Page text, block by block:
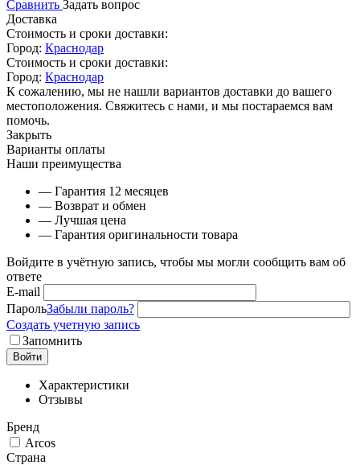
Сравнить Задать вопрос
Доставка
Стоимость и сроки доставки:
Город: Краснодар
Стоимость и сроки доставки:
Город: Краснодар
К сожалению, мы не нашли вариантов доставки до вашего
местоположения. Свяжитесь с нами, и мы постараемся вам
помочь.
Закрыть
Варианты оплаты
Наши преимущества
— Гарантия 12 месяцев
— Возврат и обмен
— Лучшая цена
— Гарантия оригинальности товара
Войдите в учётную запись, чтобы мы могли сообщить вам об
ответе
E-mail
ПарольЗабыли пароль?
Создать учетную запись
Запомнить
Войти
Характеристики
Отзывы
Бренд
Arcos
Страна